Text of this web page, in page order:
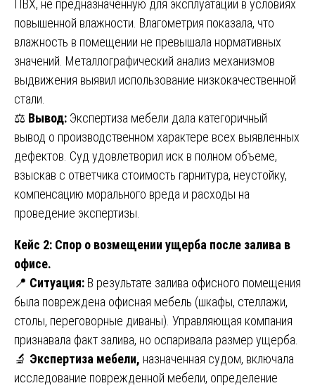
ПВХ, не предназначенную для эксплуатации в условиях
повышенной влажности. Влагометрия показала, что
влажность в помещении не превышала нормативных
значений. Металлографический анализ механизмов
выдвижения выявил использование низкокачественной
стали.
⚖️ Вывод: Экспертиза мебели дала категоричный
вывод о производственном характере всех выявленных
дефектов. Суд удовлетворил иск в полном объеме,
взыскав с ответчика стоимость гарнитура, неустойку,
компенсацию морального вреда и расходы на
проведение экспертизы.
Кейс 2: Спор о возмещении ущерба после залива в
офисе.
📍 Ситуация: В результате залива офисного помещения
была повреждена офисная мебель (шкафы, стеллажи,
столы, переговорные диваны). Управляющая компания
признавала факт залива, но оспаривала размер ущерба.
🔬 Экспертиза мебели, назначенная судом, включала
исследование поврежденной мебели, определение